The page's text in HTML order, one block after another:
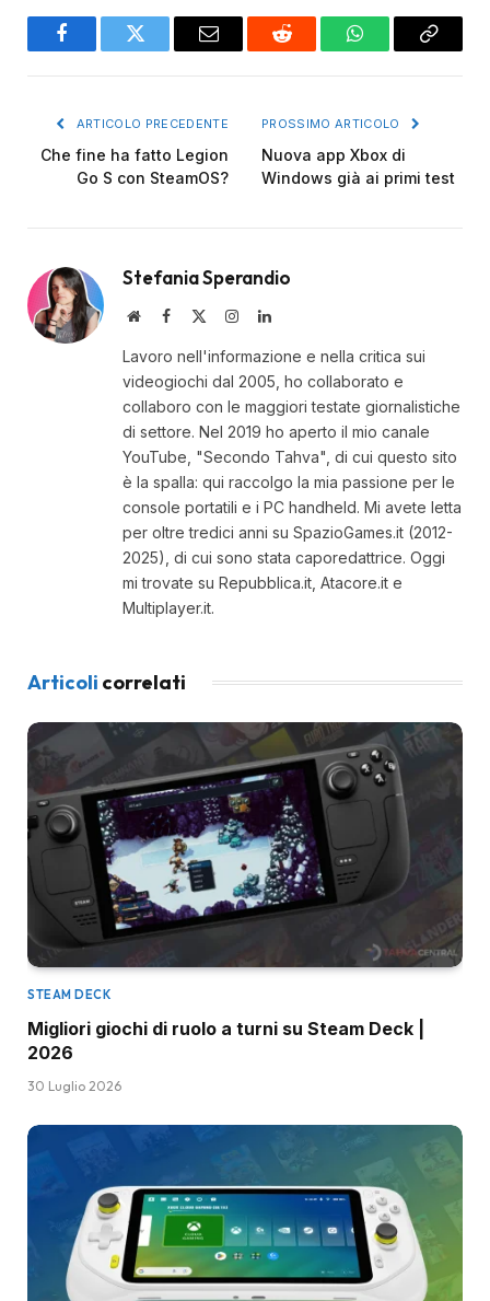
FacebookTwitter Email Reddit WhatsAppCopy
ARTICOLO PRECEDENTE
Che fine ha fatto Legion
Go S con SteamOS?
PROSSIMO ARTICOLO
Nuova app Xbox di
Windows già ai primi test
Stefania Sperandio
WebsiteFacebook InstagramLinkedIn
Lavoro nell'informazione e nella critica sui
videogiochi dal 2005, ho collaborato e
collaboro con le maggiori testate giornalistiche
di settore. Nel 2019 ho aperto il mio canale
YouTube, "Secondo Tahva", di cui questo sito
è la spalla: qui raccolgo la mia passione per le
console portatili e i PC handheld. Mi avete letta
per oltre tredici anni su SpazioGames.it (2012-
2025), di cui sono stata caporedattrice. Oggi
mi trovate su Repubblica.it, Atacore.it e
Multiplayer.it.
Articoli correlati
STEAM DECK
Migliori giochi di ruolo a turni su Steam Deck |
2026
30 Luglio 2026